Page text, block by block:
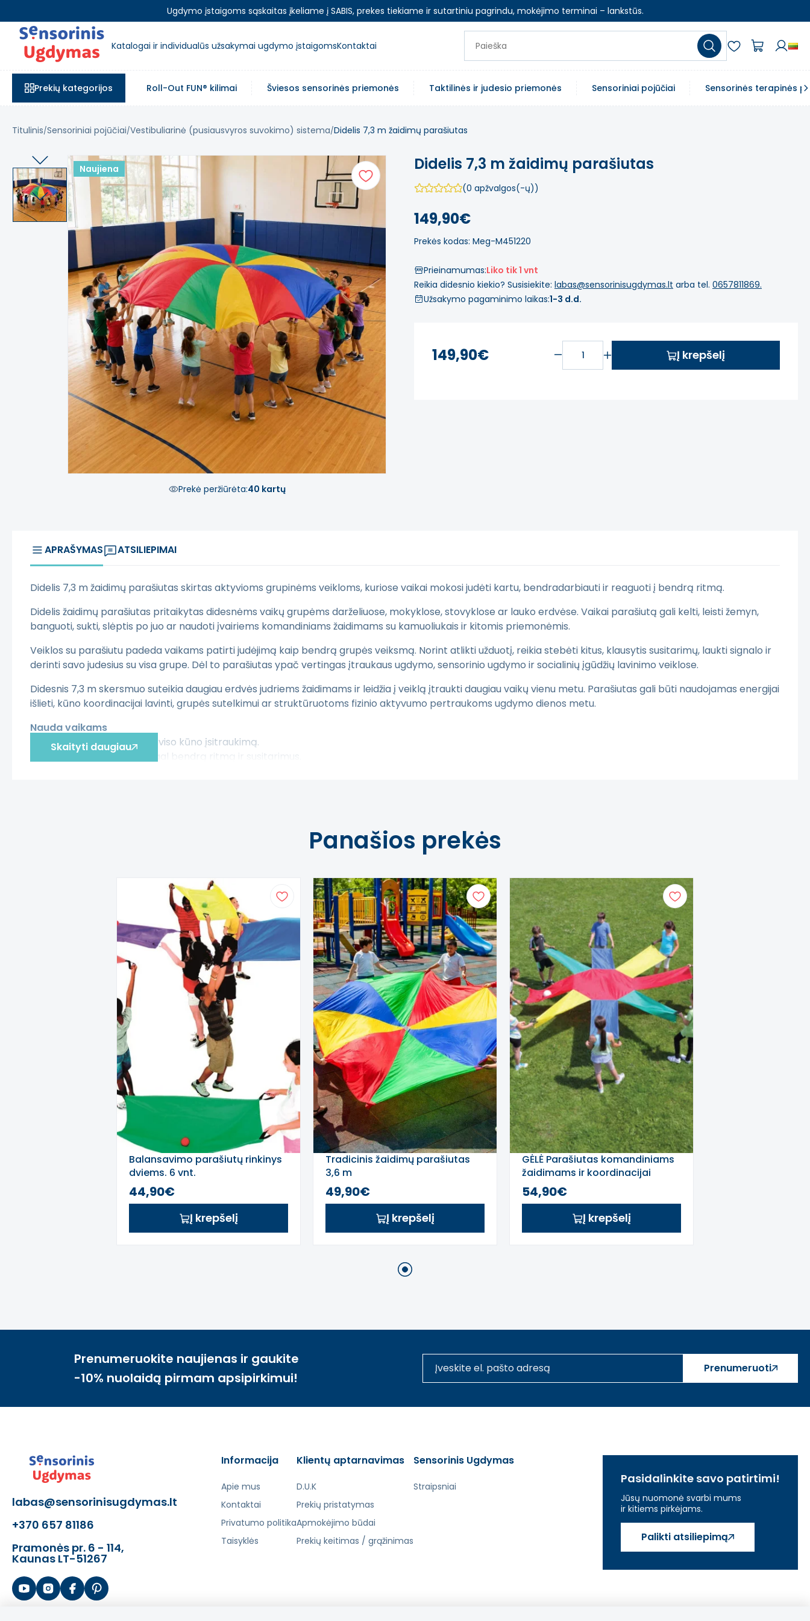
Ugdymo įstaigoms sąskaitas įkeliame į SABIS, prekes tiekiame ir sutartiniu pagrindu, mokėjimo terminai – lankstūs.
Katalogai ir individualūs užsakymai ugdymo įstaigomsKontaktai
Prekių kategorijos Roll-Out FUN® kilimai Šviesos sensorinės priemonės Taktilinės ir judesio priemonės Sensoriniai pojūčiai Sensorinės terapinės
Titulinis Sensoriniai pojūčiai Vestibuliarinė (pusiausvyros suvokimo) sistema Didelis 7,3 m žaidimų parašiutas
Naujiena
Prekė peržiūrėta:40 kartų
Didelis 7,3 m žaidimų parašiutas
(0 apžvalgos(-ų))
149,90€
Prekės kodas: Meg-M451220
Prieinamumas:Liko tik 1 vnt
Reikia didesnio kiekio? Susisiekite: labas@sensorinisugdymas.lt arba tel. 0657811869.
Užsakymo pagaminimo laikas:1-3 d.d.
149,90€ Į krepšelį
APRAŠYMAS ATSILIEPIMAI
Didelis 7,3 m žaidimų parašiutas skirtas aktyvioms grupinėms veikloms, kuriose vaikai mokosi judėti kartu, bendradarbiauti ir reaguoti į bendrą ritmą.
Didelis žaidimų parašiutas pritaikytas didesnėms vaikų grupėms darželiuose, mokyklose, stovyklose ar lauko erdvėse. Vaikai parašiutą gali kelti, leisti žemyn,
banguoti, sukti, slėptis po juo ar naudoti įvairiems komandiniams žaidimams su kamuoliukais ir kitomis priemonėmis.
Veiklos su parašiutu padeda vaikams patirti judėjimą kaip bendrą grupės veiksmą. Norint atlikti užduotį, reikia stebėti kitus, klausytis susitarimų, laukti signalo ir
derinti savo judesius su visa grupe. Dėl to parašiutas ypač vertingas įtraukaus ugdymo, sensorinio ugdymo ir socialinių įgūdžių lavinimo veiklose.
Didesnis 7,3 m skersmuo suteikia daugiau erdvės judriems žaidimams ir leidžia į veiklą įtraukti daugiau vaikų vienu metu. Parašiutas gali būti naudojamas energijai
išlieti, kūno koordinacijai lavinti, grupės sutelkimui ar struktūruotoms fizinio aktyvumo pertraukoms ugdymo dienos metu.
Nauda vaikams
• Skatina aktyvų judėjimą ir viso kūno įsitraukimą.
• Padeda mokytis veikti pagal bendrą ritmą ir susitarimus.
• Tinka sporto salėms, darželiams, mokykloms, stovykloms ir lauko veikloms.
• Patvarus poliesteris pritaikytas intensyviam naudojimui ugdymo įstaigose.
• Centrinė anga suteikia daugiau galimybių kurti skirtingus žaidimų scenarijus.
Rankenų skaičius: 20.
Konstrukcija: su centrine anga.
Naudojimas: grupinėms veikloms.
Medžiagiškumas: poliesteris.
Rekomenduojamas amžius: nuo 6 metų.
Produktas atitinka galiojančius Europos Sąjungos saugos ir kokybės reikalavimus, taikomus tokio tipo ugdymo priemonėms.
Skaityti daugiau
Panašios prekės
Balansavimo parašiutų rinkinys
dviems. 6 vnt.
44,90€
Į krepšelį
Tradicinis žaidimų parašiutas
3,6 m
49,90€
Į krepšelį
GĖLĖ Parašiutas komandiniams
žaidimams ir koordinacijai
54,90€
Į krepšelį
1
Prenumeruokite naujienas ir gaukite
-10% nuolaidą pirmam apsipirkimui!
Prenumeruoti
labas@sensorinisugdymas.lt
+370 657 81186
Pramonės pr. 6 - 114,
Kaunas LT-51267
Informacija
Apie mus
Kontaktai
Privatumo politika
Taisyklės
Klientų aptarnavimas
D.U.K
Prekių pristatymas
Apmokėjimo būdai
Prekių keitimas / grąžinimas
Sensorinis Ugdymas
Straipsniai
Pasidalinkite savo patirtimi!
Jūsų nuomonė svarbi mums
ir kitiems pirkėjams.
Palikti atsiliepimą